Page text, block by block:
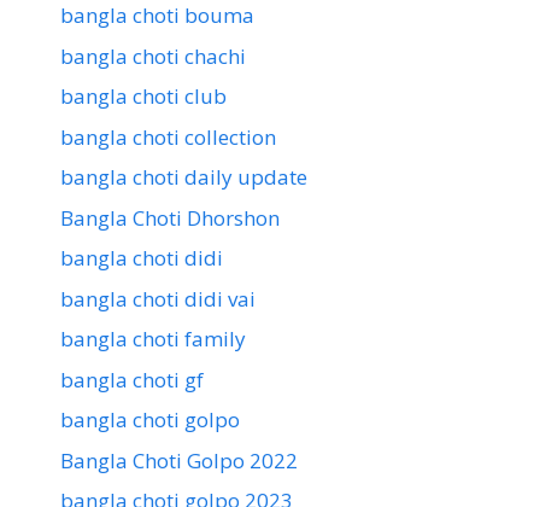
bangla choti bouma
bangla choti chachi
bangla choti club
bangla choti collection
bangla choti daily update
Bangla Choti Dhorshon
bangla choti didi
bangla choti didi vai
bangla choti family
bangla choti gf
bangla choti golpo
Bangla Choti Golpo 2022
bangla choti golpo 2023